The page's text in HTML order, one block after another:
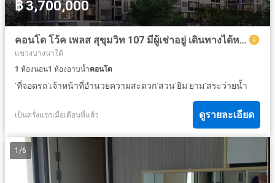
฿ 3,700,000
คอนโด โว้ค เพลส สุขุมวิท 107 มีผู้เช่าอยู่ เดินทางได้หลายเส้นทางทั้งสุขุมวิทและศรีนครินทร์ มี BTS อยู่ใกล้ๆเพียง 450 เมตร มีทั้งตลาดและศูนย์การค้าอยู่
แขวงบางนาใต้
1 ห้องนอน1 ห้องอาบน้ำคอนโด
·ที่จอดรถ·เจ้าหน้าที่อำนวยความสะดวก·สวน·ยิม·ยาม·สระว่ายน้ำ
เป็นครั่งแรกเมื่อเดือนที่แล้ว ดูรายละเอียด
1 /6